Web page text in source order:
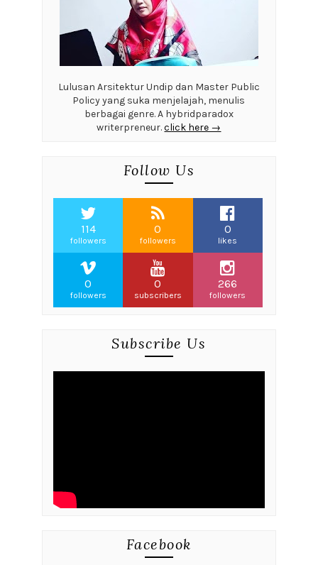
Lulusan Arsitektur Undip dan Master Public
Policy yang suka menjelajah, menulis
berbagai genre. A hybridparadox
writerpreneur.click here →
Follow Us
114
followers
0
followers
0
likes
0
followers
0
subscribers
266
followers
Subscribe Us
Facebook